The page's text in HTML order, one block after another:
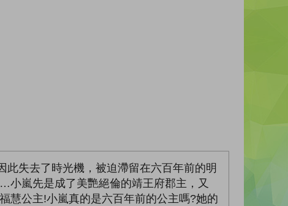
失去了時光機，被迫滯留在六百年前的明
嵐先是成了美艷絕倫的靖王府郡主，又
慧公主!小嵐真的是六百年前的公主嗎?她的